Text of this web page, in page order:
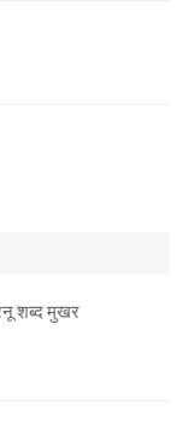
शब्द मुखर